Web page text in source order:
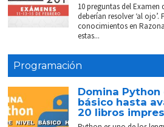
10 preguntas del Examen
deberían resolver ‘al
conocimientos en
estas...
Programación
Domina
básico hasta
20 libros